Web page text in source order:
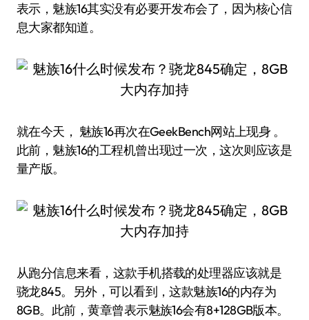
表示，魅族16其实没有必要开发布会了，因为核心信
息大家都知道。
就在今天， 魅族16再次在GeekBench网站上现身 。
此前，魅族16的工程机曾出现过一次，这次则应该是
量产版。
从跑分信息来看，这款手机搭载的处理器应该就是
骁龙845。另外，可以看到，这款魅族16的内存为
8GB。此前，黄章曾表示魅族16会有8+128GB版本。